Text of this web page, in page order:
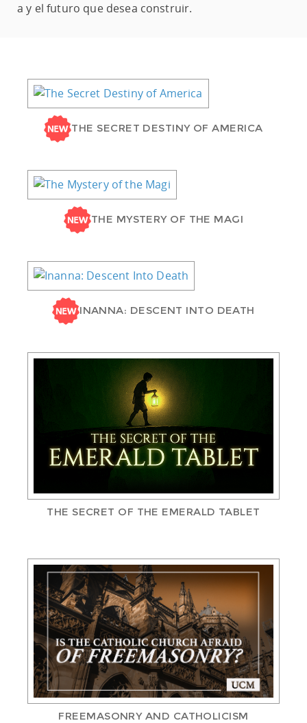
a y el futuro que desea construir.
THE SECRET DESTINY OF AMERICA
THE MYSTERY OF THE MAGI
INANNA: DESCENT INTO DEATH
THE SECRET OF THE EMERALD TABLET
FREEMASONRY AND CATHOLICISM